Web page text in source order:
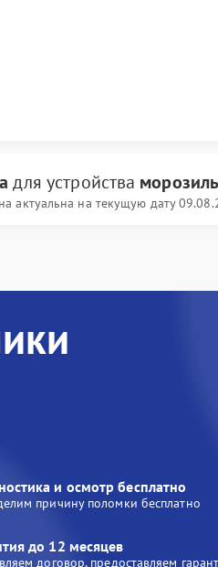
для устройства
актуальна на текущую дату
и осмотр бесплатно
причину поломки бесплатно
до 12 месяцев
договор, предоставляем